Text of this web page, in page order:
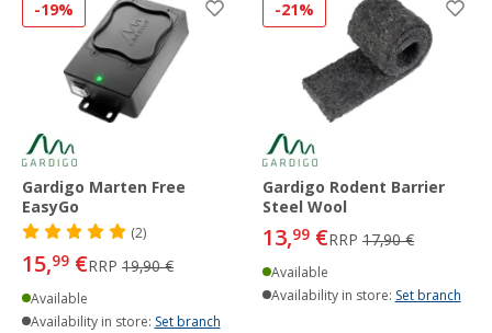
-19%
Gardigo Marten Free
EasyGo
(2)
15,99 €RRP 19,90 €
Available
Availability in store: Set branch
-21%
Gardigo Rodent Barrier
Steel Wool
13,99 €RRP 17,90 €
Available
Availability in store: Set branch